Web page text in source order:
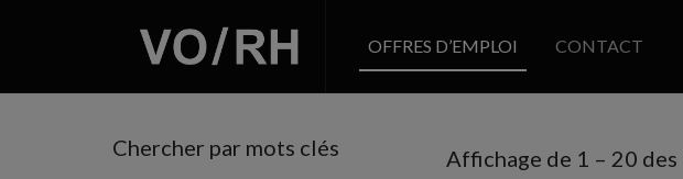
OFFRES D’EMPLOI CONTACT
Chercher par mots clés Affichage de 1 – 20